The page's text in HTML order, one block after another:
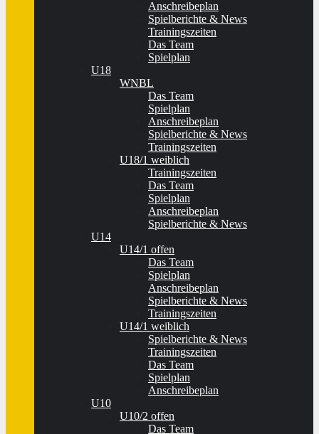
Anschreibeplan
Spielberichte & News
Trainingszeiten
Das Team
Spielplan
U18
WNBL
Das Team
Spielplan
Anschreibeplan
Spielberichte & News
Trainingszeiten
U18/1 weiblich
Trainingszeiten
Das Team
Spielplan
Anschreibeplan
Spielberichte & News
U14
U14/1 offen
Das Team
Spielplan
Anschreibeplan
Spielberichte & News
Trainingszeiten
U14/1 weiblich
Spielberichte & News
Trainingszeiten
Das Team
Spielplan
Anschreibeplan
U10
U10/2 offen
Das Team